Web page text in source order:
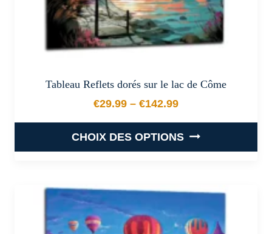
produit
Tableau Reflets dorés sur le lac de Côme
€29.99 – €142.99
Plage de prix : €29.99 à
CHOIX DES OPTIONS
a
plusieurs
variations.